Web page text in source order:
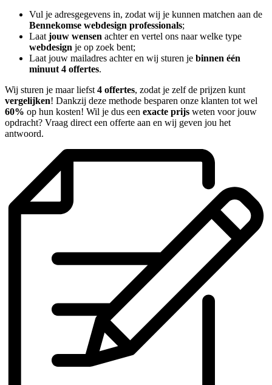
Vul je adresgegevens in, zodat wij je kunnen matchen aan de
Bennekomse webdesign professionals;
Laat jouw wensen achter en vertel ons naar welke type
webdesign je op zoek bent;
Laat jouw mailadres achter en wij sturen je binnen één
minuut 4 offertes.
Wij sturen je maar liefst 4 offertes, zodat je zelf de prijzen kunt
vergelijken! Dankzij deze methode besparen onze klanten tot wel
60% op hun kosten! Wil je dus een exacte prijs weten voor jouw
opdracht? Vraag direct een offerte aan en wij geven jou het
antwoord.